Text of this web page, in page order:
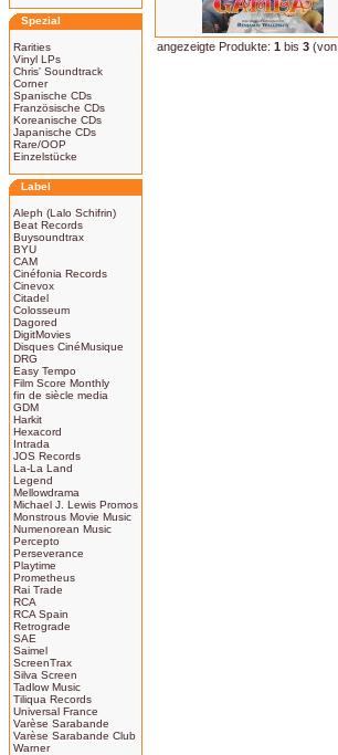
Spezial
Rarities
Vinyl LPs
Chris' Soundtrack
Corner
Spanische CDs
Französische CDs
Koreanische CDs
Japanische CDs
Rare/OOP
Einzelstücke
Label
Aleph (Lalo Schifrin)
Beat Records
Buysoundtrax
BYU
CAM
Cinéfonia Records
Cinevox
Citadel
Colosseum
Dagored
DigitMovies
Disques CinéMusique
DRG
Easy Tempo
Film Score Monthly
fin de siècle media
GDM
Harkit
Hexacord
Intrada
JOS Records
La-La Land
Legend
Mellowdrama
Michael J. Lewis Promos
Monstrous Movie Music
Numenorean Music
Percepto
Perseverance
Playtime
Prometheus
Rai Trade
RCA
RCA Spain
Retrograde
SAE
Saimel
ScreenTrax
Silva Screen
Tadlow Music
Tiliqua Records
Universal France
Varèse Sarabande
Varèse Sarabande Club
Warner
angezeigte Produkte: 1 bis 3 (von